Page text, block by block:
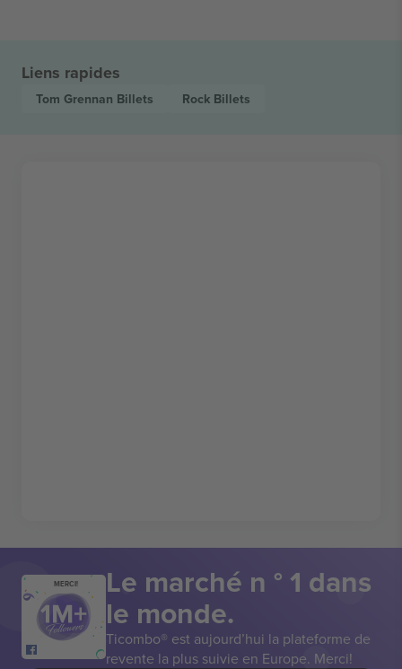
Liens rapides
Tom Grennan Billets Rock Billets
MERCI! Le marché n ° 1 dans
le monde.
Ticombo® est aujourd’hui la plateforme de
revente la plus suivie en Europe. Merci!